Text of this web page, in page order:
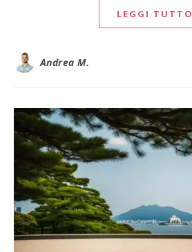
LEGGI TUTTO
Andrea M.